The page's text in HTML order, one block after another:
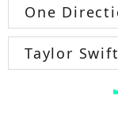
One
Taylor Swift